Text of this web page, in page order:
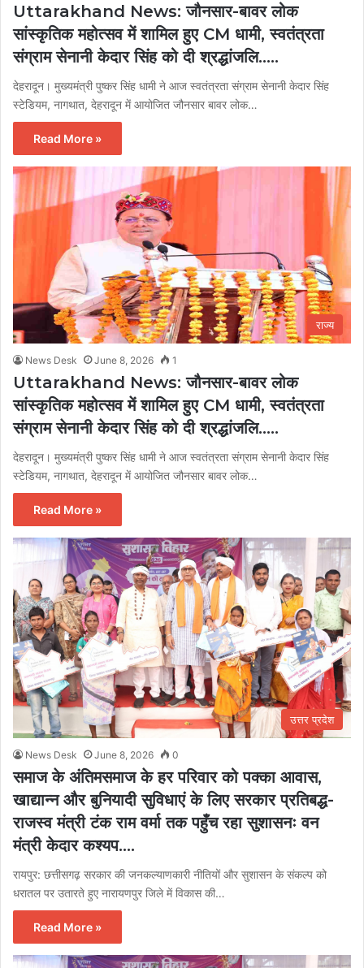
Uttarakhand News: जौनसार-बावर लोक
सांस्कृतिक महोत्सव में शामिल हुए CM धामी, स्वतंत्रता
संग्राम सेनानी केदार सिंह को दी श्रद्धांजलि…..
देहरादून। मुख्यमंत्री पुष्कर सिंह धामी ने आज स्वतंत्रता संग्राम सेनानी केदार सिंह
स्टेडियम, नागथात, देहरादून में आयोजित जौनसार बावर लोक…
Read More »
राज्य
News Desk June 8, 2026 1
Uttarakhand News: जौनसार-बावर लोक
सांस्कृतिक महोत्सव में शामिल हुए CM धामी, स्वतंत्रता
संग्राम सेनानी केदार सिंह को दी श्रद्धांजलि…..
देहरादून। मुख्यमंत्री पुष्कर सिंह धामी ने आज स्वतंत्रता संग्राम सेनानी केदार सिंह
स्टेडियम, नागथात, देहरादून में आयोजित जौनसार बावर लोक…
Read More »
उत्तर प्रदेश
News Desk June 8, 2026 0
समाज के अंतिमसमाज के हर परिवार को पक्का आवास,
खाद्यान्न और बुनियादी सुविधाएं के लिए सरकार प्रतिबद्ध-
राजस्व मंत्री टंक राम वर्मा तक पहुँच रहा सुशासनः वन
मंत्री केदार कश्यप….
रायपुर: छत्तीसगढ़ सरकार की जनकल्याणकारी नीतियों और सुशासन के संकल्प को
धरातल पर उतारते हुए नारायणपुर जिले में विकास की…
Read More »